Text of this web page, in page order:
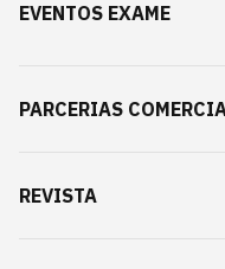
EVENTOS EXAME
PARCERIAS
REVISTA